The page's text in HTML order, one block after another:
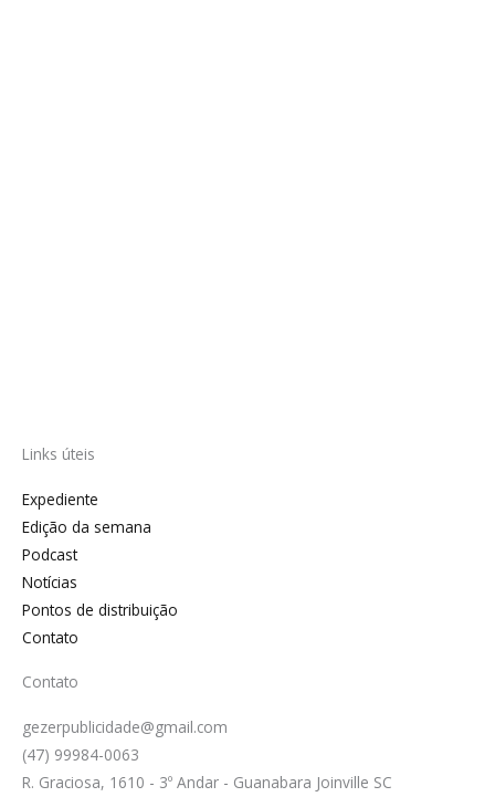
Links úteis
Expediente
Edição da semana
Podcast
Notícias
Pontos de distribuição
Contato
Contato
gezerpublicidade@gmail.com
(47) 99984-0063
R. Graciosa, 1610 - 3º Andar - Guanabara Joinville SC